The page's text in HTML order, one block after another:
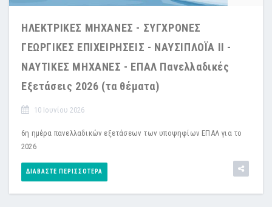
ΗΛΕΚΤΡΙΚΕΣ ΜΗΧΑΝΕΣ - ΣΥΓΧΡΟΝΕΣ
ΓΕΩΡΓΙΚΕΣ ΕΠΙΧΕΙΡΗΣΕΙΣ - ΝΑΥΣΙΠΛΟΪΑ ΙΙ -
ΝΑΥΤΙΚΕΣ ΜΗΧΑΝΕΣ - ΕΠΑΛ Πανελλαδικές
Εξετάσεις 2026 (τα θέματα)
10 Ιουνίου 2026
6η ημέρα πανελλαδικών εξετάσεων των υποψηφίων ΕΠΑΛ για το
2026
ΔΙΑΒΆΣΤΕ ΠΕΡΙΣΣΌΤΕΡΑ